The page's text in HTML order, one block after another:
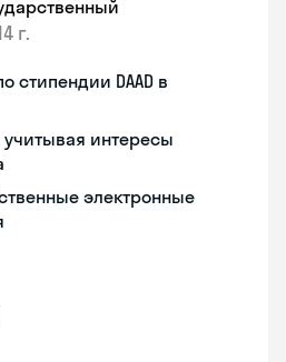
г.
стипендии DAAD в
учитывая интересы
электронные